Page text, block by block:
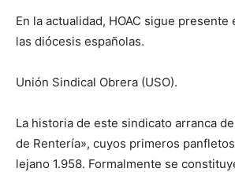
En la actualidad, HOAC sigue presente
las diócesis españolas.
Unión Sindical Obrera (USO).
La historia de este sindicato arranca
de Rentería», cuyos primeros
lejano 1.958. Formalmente se